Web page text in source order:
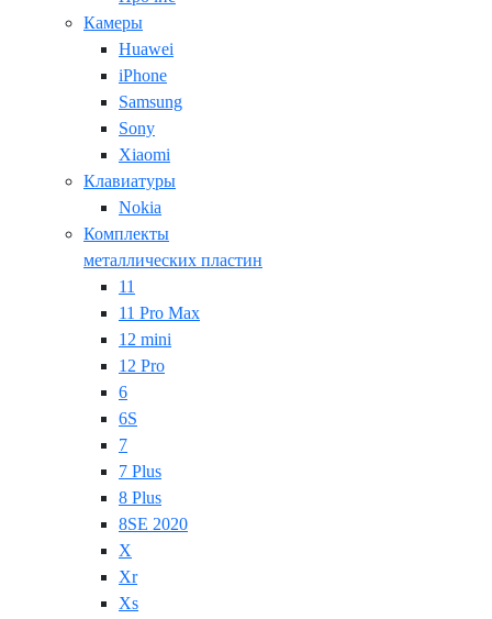
Камеры
Huawei
iPhone
Samsung
Sony
Xiaomi
Клавиатуры
Nokia
Комплекты
металлических пластин
11
11 Pro Max
12 mini
12 Pro
6
6S
7
7 Plus
8 Plus
8SE 2020
X
Xr
Xs